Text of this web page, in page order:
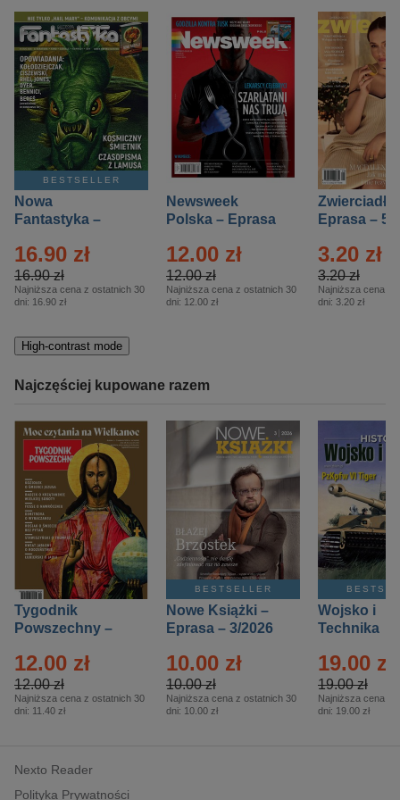
BESTSELLER
Nowa
Fantastyka –
16.90 zł
16.90 zł
Najniższa cena z ostatnich 30
dni: 16.90 zł
Newsweek
Polska – Eprasa
12.00 zł
12.00 zł
Najniższa cena z ostatnich 30
dni: 12.00 zł
Zwierciadło
Eprasa – 5/
3.20 zł
3.20 zł
Najniższa cena z
dni: 3.20 zł
High-contrast mode
Najczęściej kupowane razem
Tygodnik
Powszechny –
12.00 zł
12.00 zł
Najniższa cena z ostatnich 30
dni: 11.40 zł
BESTSELLER
Nowe Książki –
Eprasa – 3/2026
10.00 zł
10.00 zł
Najniższa cena z ostatnich 30
dni: 10.00 zł
Wojsko i
Technika
– 2/2026
19.00 zł
19.00 zł
Najniższa cena z
dni: 19.00 zł
Nexto Reader
Polityka Prywatności